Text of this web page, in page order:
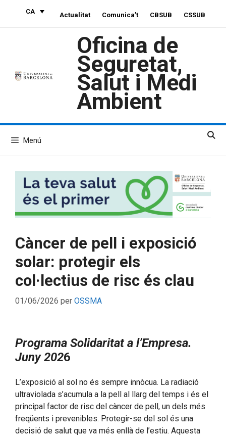
CA Actualitat Comunica’t CBSUB CSSUB
Oficina de
Seguretat,
Salut i Medi
Ambient
Menú
Càncer de pell i exposició
solar: protegir els
col·lectius de risc és clau
01/06/2026 per OSSMA
Programa Solidaritat a l’Empresa.
Juny 2026
L’exposició al sol no és sempre innòcua. La radiació
ultraviolada s’acumula a la pell al llarg del temps i és el
principal factor de risc del càncer de pell, un dels més
freqüents i prevenibles. Protegir-se del sol és una
decisió de salut que va més enllà de l’estiu. Aquesta